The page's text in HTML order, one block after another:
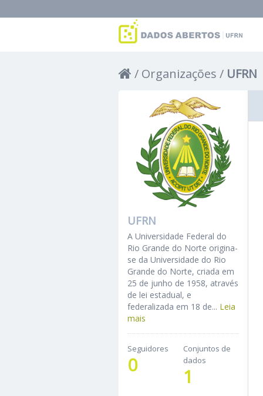
Organizações UFRN
UFRN
A Universidade Federal do
Rio Grande do Norte origina-
se da Universidade do Rio
Grande do Norte, criada em
25 de junho de 1958, através
de lei estadual, e
federalizada em 18 de... Leia
mais
Seguidores
0
Conjuntos de
dados
1